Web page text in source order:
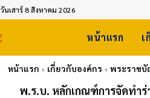
วันเสาร์ 8 สิงหาคม 2026
หน้าแรก เ
หน้าแรก เกี่ยวกับองค์กร พระราช
พ.ร.บ. หลักเกณฑ์การจัดทำ